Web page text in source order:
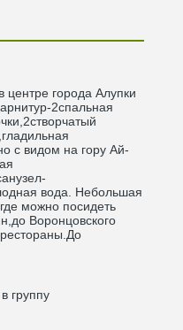
города Алупки
2спальная
с видом на гору Ай-
вода. Небольшая
можно посидеть
Воронцовского
группу